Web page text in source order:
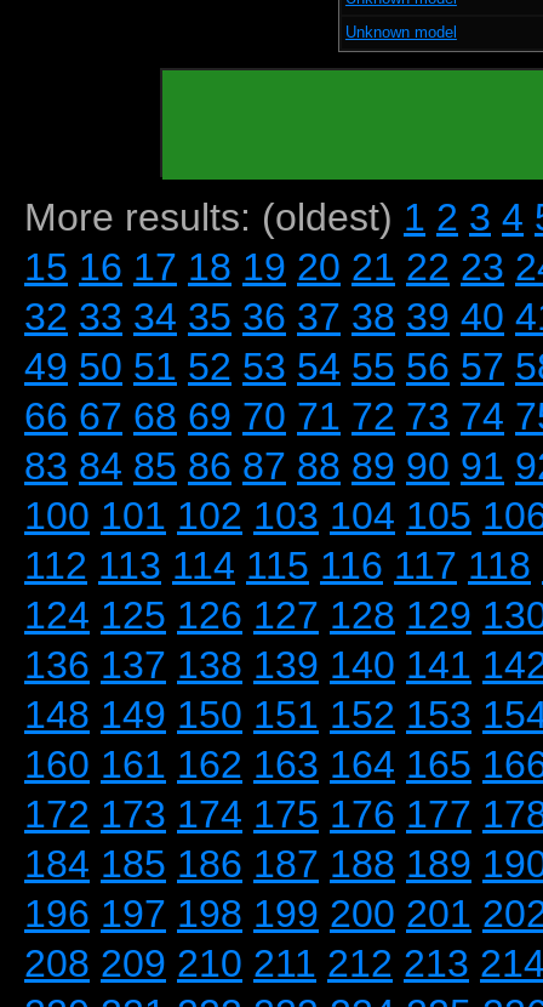
Unknown model
More results: (oldest) 1 2 3 4
15 16 17 18 19 20 21 22 23
32 33 34 35 36 37 38 39 40
49 50 51 52 53 54 55 56 57
66 67 68 69 70 71 72 73 74
83 84 85 86 87 88 89 90 91
100 101 102 103 104 105
112 113 114 115 116 117 118
124 125 126 127 128 129
136 137 138 139 140 141
148 149 150 151 152 153
160 161 162 163 164 165
172 173 174 175 176 177
184 185 186 187 188 189
196 197 198 199 200 201
208 209 210 211 212 213